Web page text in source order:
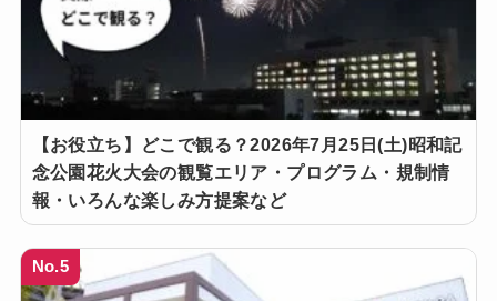
【お役立ち】どこで観る？2026年7月25日(土)昭和記
念公園花火大会の観覧エリア・プログラム・規制情
報・いろんな楽しみ方提案など
No.5